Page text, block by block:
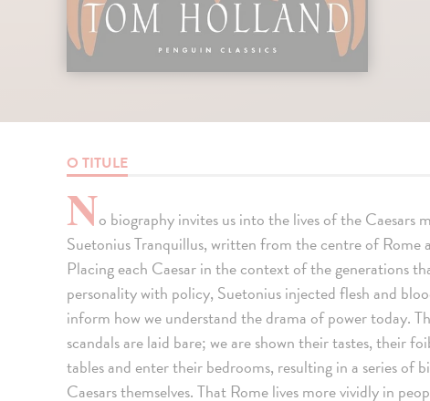
O TITULE
No biography invites us into the lives of the
Suetonius Tranquillus, written from the centre of Rome
Placing each Caesar in the context of the generations
personality with policy, Suetonius injected flesh and
inform how we understand the drama of power today.
scandals are laid bare; we are shown their tastes, their
tables and enter their bedrooms, resulting in a series of
Caesars themselves. That Rome lives more vividly in